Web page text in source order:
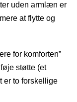
uden armlæn er
at flytte og
for komforten”
støtte (et
er to forskellige